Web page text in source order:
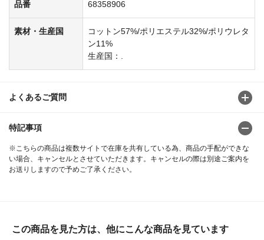
品番 68358906
素材・生産国
コットン57%/ポリエステル32%/ポリウレタ
ン11%
生産国：.
よくあるご質問
特記事項
※こちらの商品は複数サイトで在庫を共有している為、商品の手配ができな
い場合、キャンセルとさせていただきます。キャンセルの際は別途ご案内を
お送りしますので予めご了承ください。
この商品を見た方は、他にこんな商品を見ています